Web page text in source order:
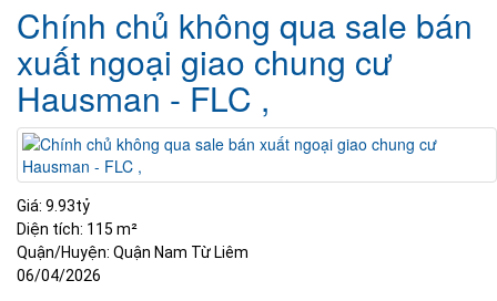
Chính chủ không qua sale bán
xuất ngoại giao chung cư
Hausman - FLC ,
Giá: 9.93tỷ
Diện tích: 115 m²
Quận/Huyện: Quận Nam Từ Liêm
06/04/2026